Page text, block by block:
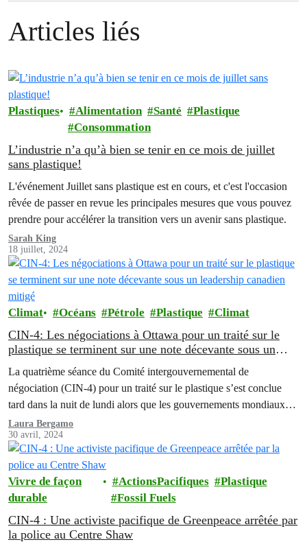
Articles liés
Plastiques Alimentation Santé
Plastique
Consommation
L’industrie n’a qu’à bien se tenir en ce mois de juillet
sans plastique!
L'événement Juillet sans plastique est en cours, et c'est l'occasion
rêvée de passer en revue les principales mesures que vous pouvez
prendre pour accélérer la transition vers un avenir sans plastique.
Sarah King
18 juillet, 2024
Climat Océans Pétrole Plastique Climat
CIN-4: Les négociations à Ottawa pour un traité sur le
plastique se terminent sur une note décevante sous un
leadership canadien mitigé
La quatrième séance du Comité intergouvernemental de
négociation (CIN-4) pour un traité sur le plastique s’est conclue
tard dans la nuit de lundi alors que les gouvernements mondiaux
n'ont pas réussi à se mettre d'accord sur l'inclusion d'une référence
à la réduction de la production de plastique ou aux polymères dans
les travaux intersessions, malgré…
Laura Bergamo
30 avril, 2024
Vivre de façon
durable
ActionsPacifiques
Plastique
Fossil Fuels
CIN-4 : Une activiste pacifique de Greenpeace arrêtée par
la police au Centre Shaw